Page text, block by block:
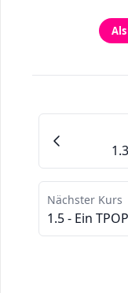
Nächster Kurs
1.5 - Ein